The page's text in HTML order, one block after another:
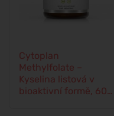
Cytoplan
Methylfolate –
Kyselina listová v
bioaktivní formě, 60